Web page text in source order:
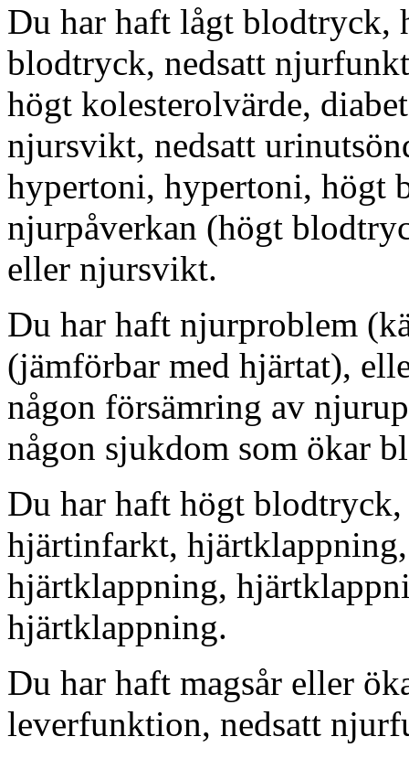
Du har haft lågt
blodtryck, nedsatt
högt kolesterolvärde,
njursvikt, nedsatt
hypertoni, hypertoni, högt
njurpåverkan (högt
eller njursvikt.
Du har haft njurproblem
(jämförbar med hjärtat),
någon försämring av
någon sjukdom som ökar
Du har haft högt
hjärtinfarkt,
hjärtklappning,
hjärtklappning.
Du har haft magsår eller
leverfunktion, nedsatt